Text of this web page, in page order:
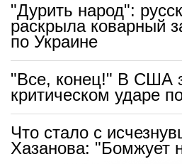
"Дурить народ":
раскрыла коварный
по Украине
"Все, конец!" В США
критическом ударе
Что стало с
Хазанова: "Бомжует